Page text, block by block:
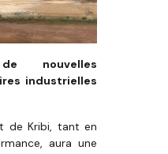
nouvelles
industrielles
de Kribi, tant en
aura une